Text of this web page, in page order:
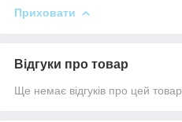
Приховати
Відгуки про товар
Ще немає відгуків про цей товар